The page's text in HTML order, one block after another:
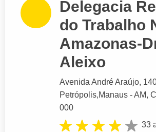
Delegacia
do Trabalho
Amazonas-
Aleixo
Avenida André Araújo,
Petrópolis,Manaus - AM,
000
33